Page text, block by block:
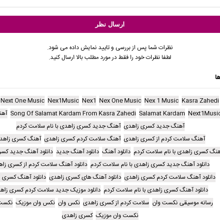
نظرات شما پس از بررسی و تایید نمایش داده می شود.
لطفا نظرات خود را فقط در مورد مطلب بالا ارسال کنید.
Kasra Zahedi
Nex 1 Music
Nex One Music
Nex1
Nex1Music
Next One Music
Salamat Kardam
Song Of Salamat Kardam From Kasra Zahedi
آهنگ جدید کسری زاهدی آهنگ جدید کسری زاهدی با نام سلامت کردم
آهنگ سلامت کردم از کسری زاهدی آهنگ سلامت کردم کسری زاهدی آهنگ کسری
کسری زاهدی با نام سلامت کردم دانلود آهنگ دانلود آهنگ جدید دانلود آهنگ جدید
دانلود آهنگ جدید کسری زاهدی با نام سلامت کردم دانلود آهنگ سلامت کردم از کسری
دانلود آهنگ سلامت کردم کسری زاهدی دانلود آهنگ های کسری زاهدی دانلود آهنگ
دانلود آهنگ کسری زاهدی با نام سلامت کردم دانلود موزیک جدید سلامت کردم کسری
رسانه موسیقی نکست وان سلامت کردم از کسری زاهدی نکس وان نکس وان موزیک
نکست وان موزیک کسری زاهدی